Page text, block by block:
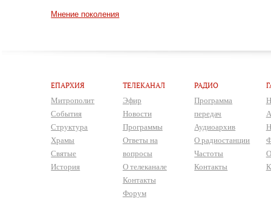
Мнение поколения
ЕПАРХИЯ
Митрополит
События
Структура
Храмы
Святые
История
ТЕЛЕКАНАЛ
Эфир
Новости
Программы
Ответы на
вопросы
О телеканале
Контакты
Форум
РАДИО
Программа
передач
Аудиоархив
О радиостанции
Частоты
Контакты